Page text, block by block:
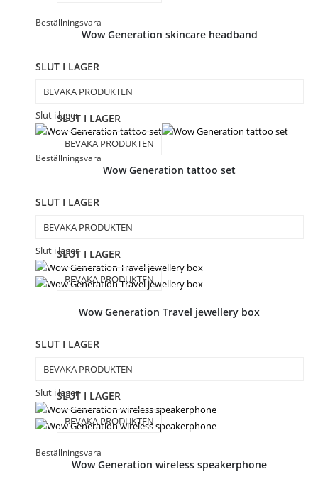
Beställningsvara
Wow Generation skincare headband
SLUT I LAGER
BEVAKA PRODUKTEN
Slut i lager
Beställningsvara
SLUT I LAGER
BEVAKA PRODUKTEN
Wow Generation tattoo set
SLUT I LAGER
BEVAKA PRODUKTEN
Slut i lagerSLUT I LAGER
BEVAKA PRODUKTEN
Wow Generation Travel jewellery box
SLUT I LAGER
BEVAKA PRODUKTEN
Slut i lager
Beställningsvara
SLUT I LAGER
BEVAKA PRODUKTEN
Wow Generation wireless speakerphone